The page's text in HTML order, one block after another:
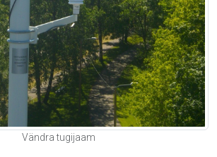
Vändra tugijaam